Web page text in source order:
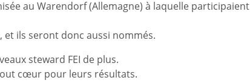
au Warendorf (Allemagne) à laquelle participaient
ils seront donc aussi nommés.
steward FEI de plus.
cœur pour leurs résultats.